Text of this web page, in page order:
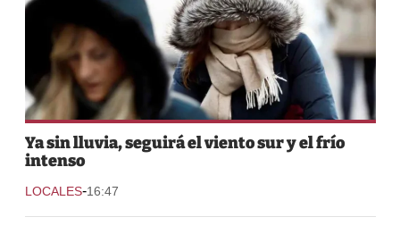
Ya sin lluvia, seguirá el viento sur y el frío
intenso
LOCALES-16:47